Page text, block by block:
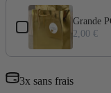
Use the Previous and
Grande
2,00 €
3x sans frais